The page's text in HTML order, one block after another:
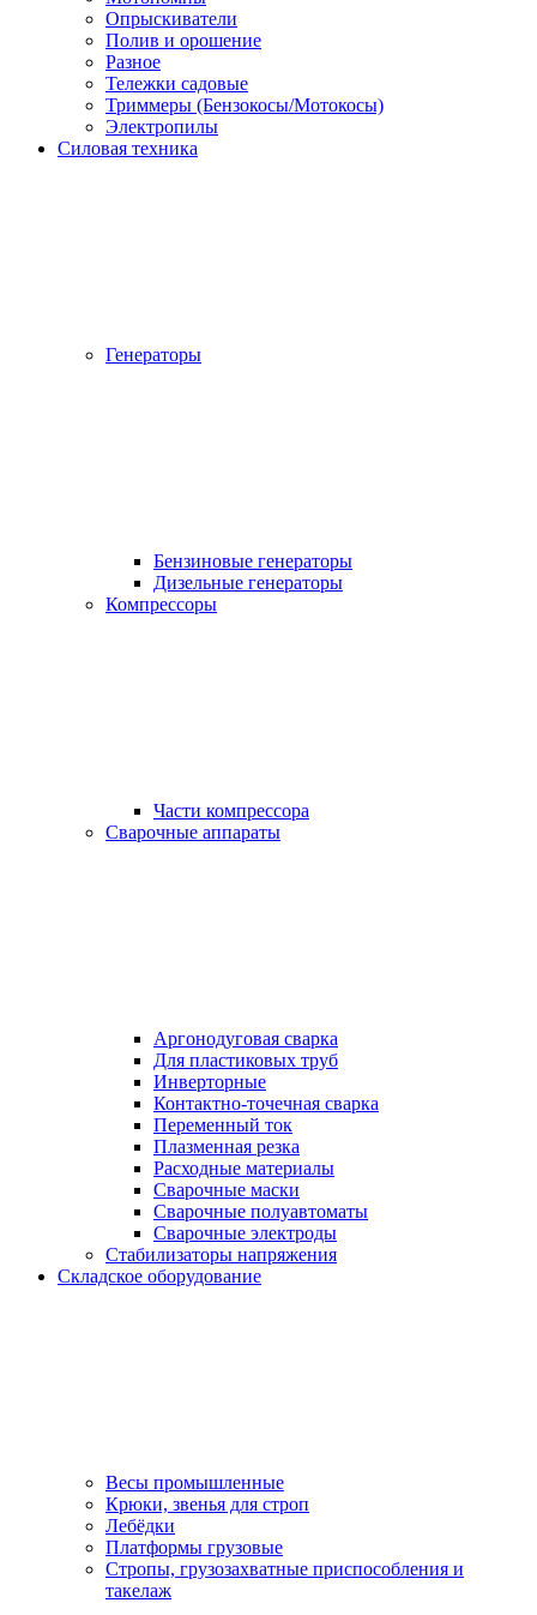
Опрыскиватели
Полив и орошение
Разное
Тележки садовые
Триммеры (Бензокосы/Мотокосы)
Электропилы
Силовая техника
Генераторы
Бензиновые генераторы
Дизельные генераторы
Компрессоры
Части компрессора
Сварочные аппараты
Аргонодуговая сварка
Для пластиковых труб
Инверторные
Контактно-точечная сварка
Переменный ток
Плазменная резка
Расходные материалы
Сварочные маски
Сварочные полуавтоматы
Сварочные электроды
Стабилизаторы напряжения
Складское оборудование
Весы промышленные
Крюки, звенья для строп
Лебёдки
Платформы грузовые
Стропы, грузозахватные приспособления и
такелаж